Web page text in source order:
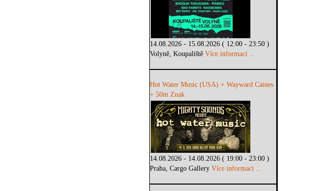
14.08.2026 - 15.08.2026 ( 12:00 - 23:50 )
Volyně, KoupalištěVíce informací ...
Hot Water Music (USA) + Wayward Caines
+ 50m Znak
14.08.2026 - 14.08.2026 ( 19:00 - 23:00 )
Praha, Cargo GalleryVíce informací ...